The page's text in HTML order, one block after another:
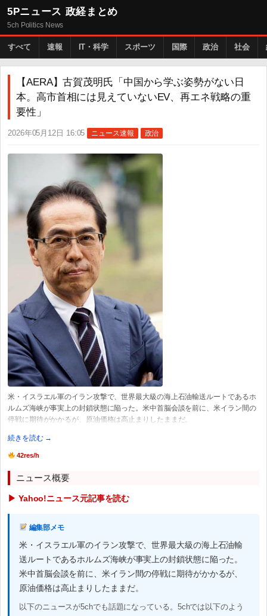
5Pニュース 政経まとめ
5ch Politics News
すべて 速報 IT・科学 スポーツ 国際 政治 社会
【AERA】古賀茂明氏「中国から学ぶ姿勢がない日
本。高市首相には見えていないEV、再エネ戦略の重
要性」
2026年05月12日 16:05 ニュース速報 政治
米・イスラエル軍のイラン攻撃で、世界最大級の海上石油輸送ルートであるホ
ルムズ海峡が事実上の封鎖状態に陥った。米中首脳会談を前に、米イラン間の
停戦に期待がかかるが、原油価格は高止まりしたままだ。
続きを読む →
42res/h
ニュース概要
▶ Yahoo!ニュース元記事を読む
編集部メモ
米・イスラエル軍のイラン攻撃で、世界最大級の海上石油輸
送ルートであるホルムズ海峡が事実上の封鎖状態に陥った。
米中首脳会談を前に、米イラン間の停戦に期待がかかるが、
原油価格は高止まりしたままだ。
以下のニュースが5chでも話題になっている。5chでは以下のよう